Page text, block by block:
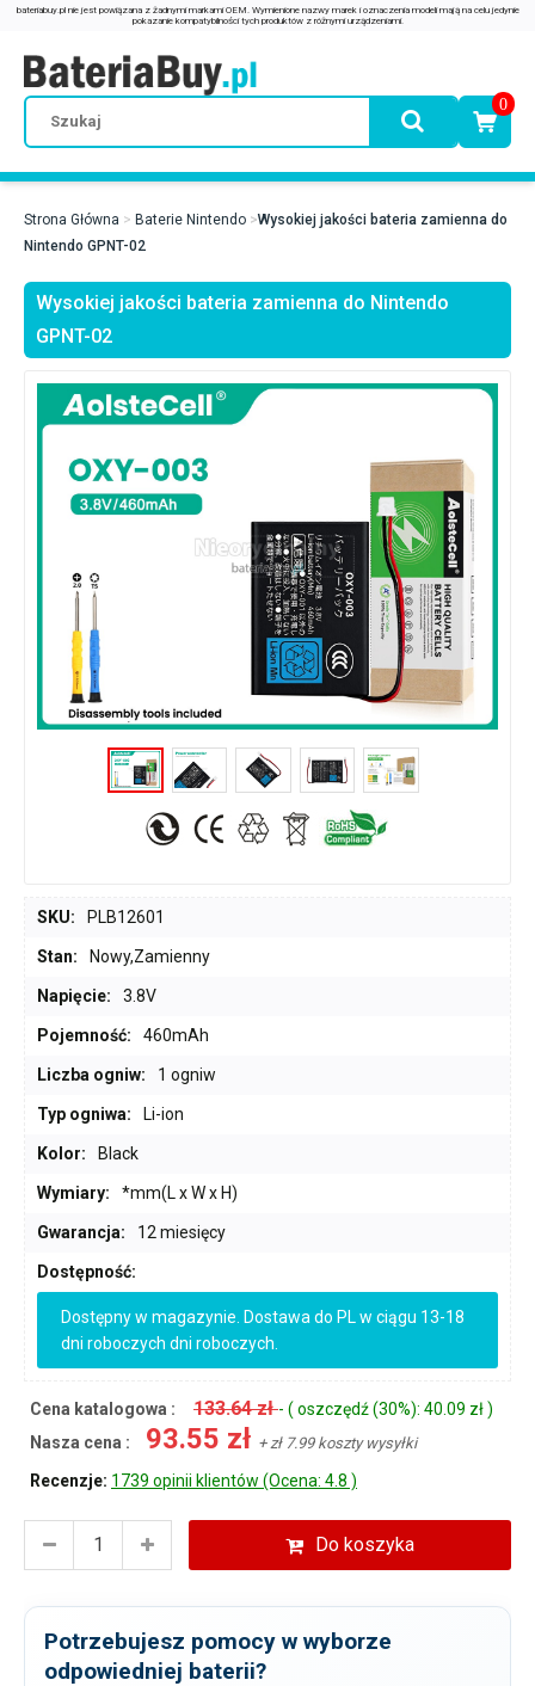
0
Strona Główna Baterie Nintendo
Wysokiej jakości bateria zamienna do
Nintendo GPNT-02
Wysokiej jakości bateria zamienna do Nintendo
GPNT-02
SKU: PLB12601
Stan: Nowy,Zamienny
Napięcie: 3.8V
Pojemność: 460mAh
Liczba ogniw: 1 ogniw
Typ ogniwa: Li-ion
Kolor: Black
Wymiary: *mm(L x W x H)
Gwarancja: 12 miesięcy
Dostępność:
Dostępny w magazynie. Dostawa do PL w ciągu 13-18
dni roboczych dni roboczych.
Cena katalogowa : 133.64 zł- ( oszczędź (30%): 40.09 zł )
Nasza cena :
93.55 zł + zł 7.99 koszty wysyłki
Recenzje: 1739 opinii klientów (Ocena: 4.8 )
Do koszyka
Potrzebujesz pomocy w wyborze
odpowiedniej baterii?